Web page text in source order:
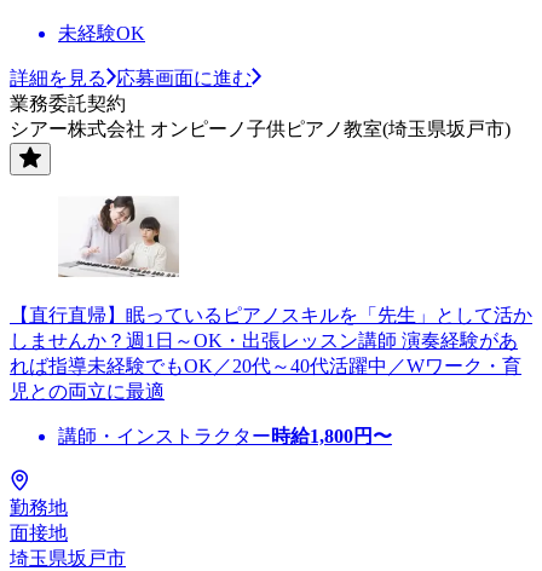
未経験OK
詳細を見る
応募画面に進む
業務委託契約
シアー株式会社 オンピーノ子供ピアノ教室(埼玉県坂戸市)
【直行直帰】眠っているピアノスキルを「先生」として活か
しませんか？週1日～OK・出張レッスン講師 演奏経験があ
れば指導未経験でもOK／20代～40代活躍中／Wワーク・育
児との両立に最適
講師・インストラクター時給1,800円〜
勤務地
面接地
埼玉県坂戸市